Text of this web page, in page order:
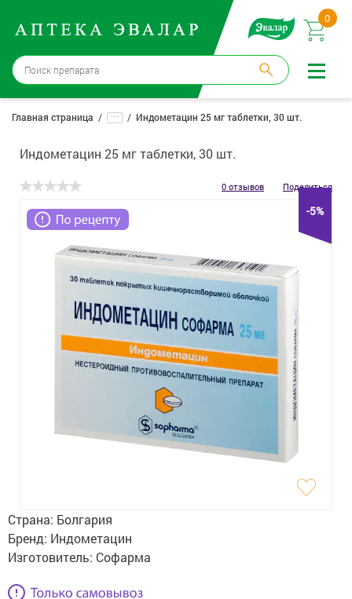
0
Москва→
12 аптек
Регистрация
Доставка и оплата
Способ получения:
Лекарства
Косметика
Изделия медицинского назначения
Ортопедия
Мама и малыш
Главная страница ... Индометацин 25 мг таблетки, 30 шт.
Индометацин 25 мг таблетки, 30 шт.
0 отзывов Поделиться
-5%
Страна: Болгария
Бренд: Индометацин
Изготовитель: Софарма